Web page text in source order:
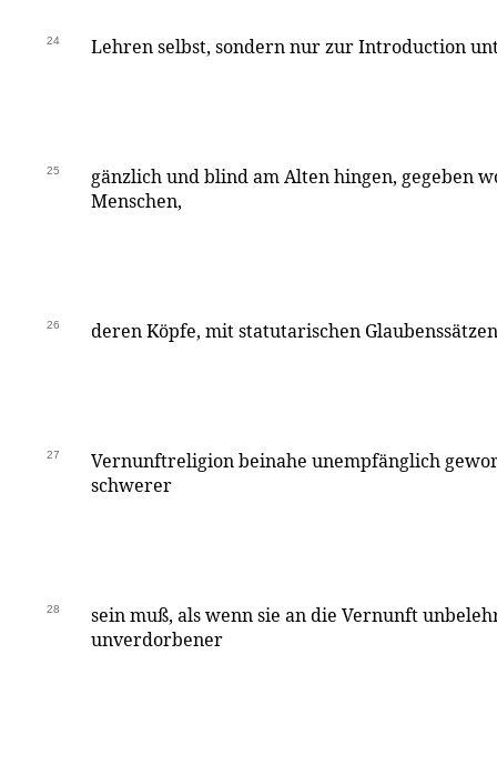
24 Lehren selbst, sondern nur zur Introduction
25
gänzlich und blind am Alten hingen, gegeben
Menschen,
26 deren Köpfe, mit statutarischen
27
Vernunftreligion beinahe unempfänglich
schwerer
28
sein muß, als wenn sie an die Vernunft
unverdorbener